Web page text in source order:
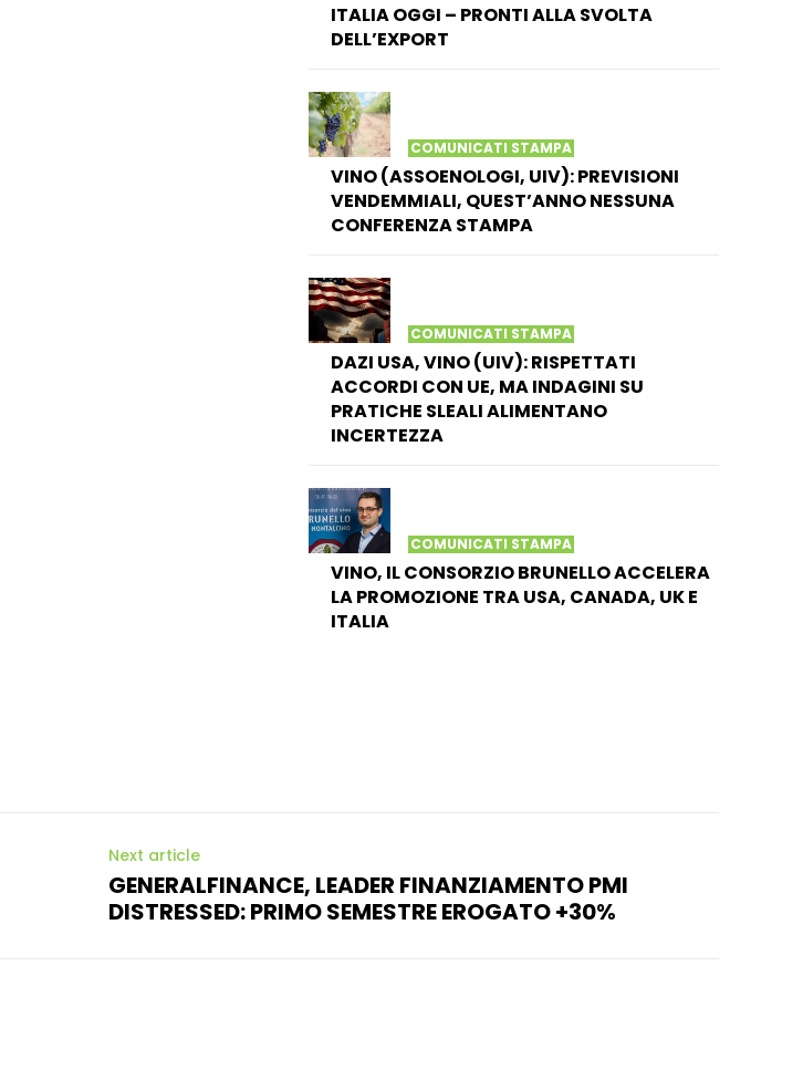
ITALIA OGGI – PRONTI ALLA SVOLTA
DELL’EXPORT
COMUNICATI STAMPA
VINO (ASSOENOLOGI, UIV): PREVISIONI
VENDEMMIALI, QUEST’ANNO NESSUNA
CONFERENZA STAMPA
COMUNICATI STAMPA
DAZI USA, VINO (UIV): RISPETTATI
ACCORDI CON UE, MA INDAGINI SU
PRATICHE SLEALI ALIMENTANO
INCERTEZZA
COMUNICATI STAMPA
VINO, IL CONSORZIO BRUNELLO ACCELERA
LA PROMOZIONE TRA USA, CANADA, UK E
ITALIA
Next article
GENERALFINANCE, LEADER FINANZIAMENTO PMI
DISTRESSED: PRIMO SEMESTRE EROGATO +30%